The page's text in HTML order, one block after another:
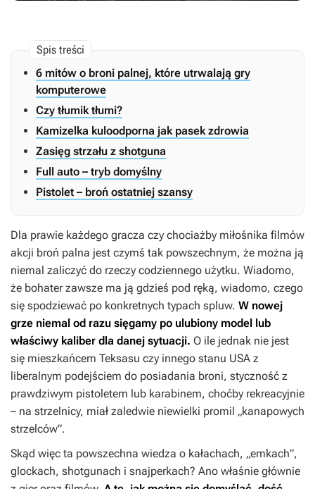
6 mitów o broni palnej, które utrwalają gry
komputerowe
Czy tłumik tłumi?
Kamizelka kuloodporna jak pasek zdrowia
Zasięg strzału z shotguna
Full auto – tryb domyślny
Pistolet – broń ostatniej szansy
Dla prawie każdego gracza czy chociażby miłośnika filmów
akcji broń palna jest czymś tak powszechnym, że można ją
niemal zaliczyć do rzeczy codziennego użytku. Wiadomo,
że bohater zawsze ma ją gdzieś pod ręką, wiadomo, czego
się spodziewać po konkretnych typach spluw. W nowej
grze niemal od razu sięgamy po ulubiony model lub
właściwy kaliber dla danej sytuacji. O ile jednak nie jest
się mieszkańcem Teksasu czy innego stanu USA z
liberalnym podejściem do posiadania broni, styczność z
prawdziwym pistoletem lub karabinem, choćby rekreacyjnie
– na strzelnicy, miał zaledwie niewielki promil „kanapowych
strzelców”.
Skąd więc ta powszechna wiedza o kałachach, „emkach”,
glockach, shotgunach i snajperkach? Ano właśnie głównie